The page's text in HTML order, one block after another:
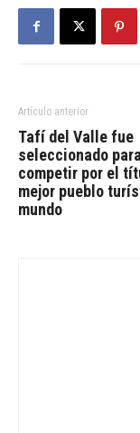
Artículo anterior
Tafí del Valle fue
seleccionado
competir por el
mejor pueblo
mundo